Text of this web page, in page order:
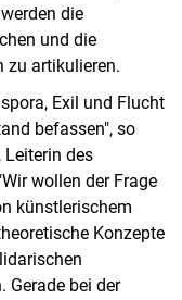
die
und die
zu artikulieren.
Exil und Flucht
befassen", so
Leiterin des
wollen der Frage
künstlerischem
Konzepte
Gerade bei der